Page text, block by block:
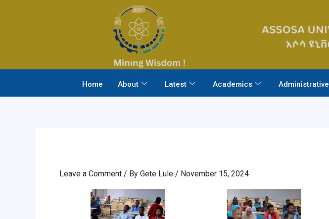
Home About Latest Academics Administrative
Leave a Comment / By Gete Lule / November 15, 2024